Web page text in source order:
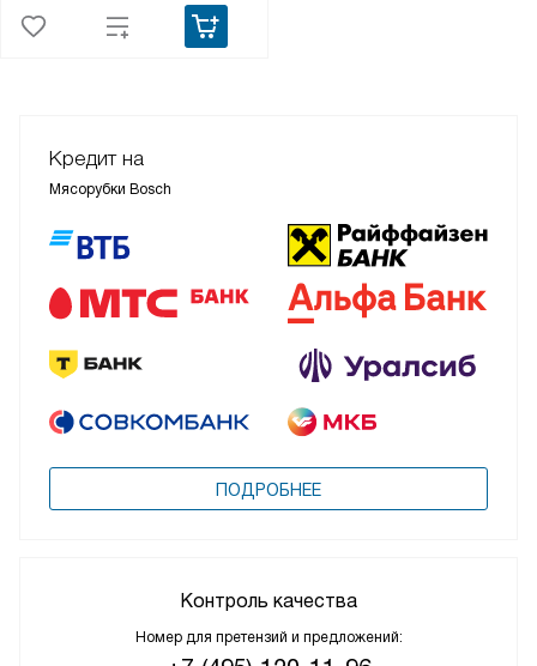
Кредит на
Мясорубки Bosch
ПОДРОБНЕЕ
Контроль качества
Номер для претензий и предложений: